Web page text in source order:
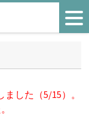
した（5/15）。